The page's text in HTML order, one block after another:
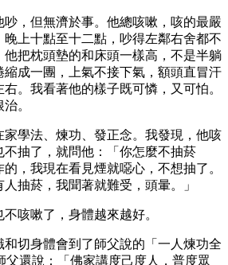
吵，但無濟於事。他總咳嗽，咳的最嚴
上十點至十二點，吵得左鄰右舍都不
把枕頭墊的和床頭一樣高，不是半躺
成一團，上氣不接下氣，額頭直冒汗
。我看著他的樣子既可憐，又可怕。
。
學法、煉功、發正念。我發現，他咳
不抽了，就問他：「你怎麼不抽菸
，我現在看見煙就噁心，不想抽了。
抽菸，我聞著就難受，頭暈。」
咳嗽了，身體越來越好。
切身體會到了師父說的「一人煉功全
父還說：「佛家講度己度人，普度眾